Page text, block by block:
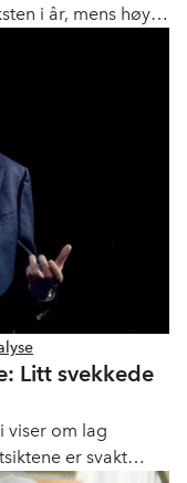
i år, mens høy
også
ventes
å være omkring
Litt svekkede
viser om lag
er svakt